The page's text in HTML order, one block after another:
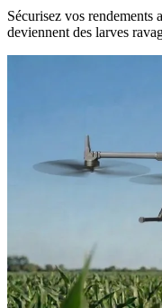
Sécurisez vos
deviennent des larves